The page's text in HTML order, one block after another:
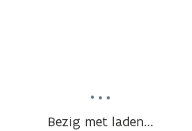
Bezig met laden...